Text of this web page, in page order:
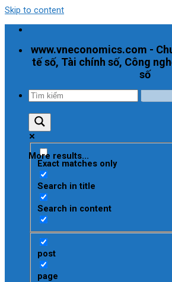
Skip to content
www.vneconomics.com -
tế số, Tài chính số, Công
số
More results...
Exact matches only
Search in title
Search in content
post
page